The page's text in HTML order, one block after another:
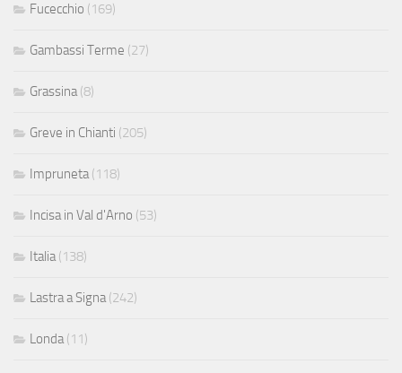
Fucecchio (169)
Gambassi Terme (27)
Grassina(8)
Greve in Chianti (205)
Impruneta(118)
Incisa in Val d'Arno (53)
Italia(138)
Lastra a Signa(242)
Londa(11)